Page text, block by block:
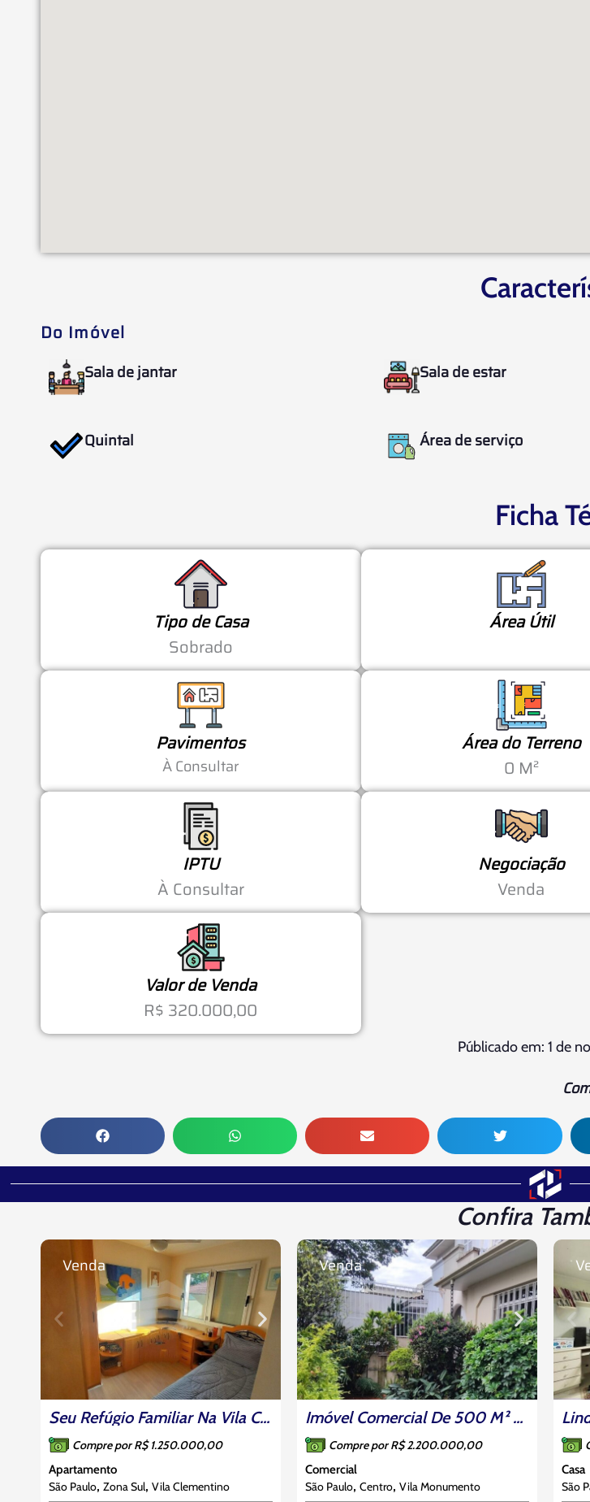
Do Imóvel
Sala de jantar Sala de estar
Quintal Área de serviço
Ficha
Tipo de Casa
Sobrado
Área Útil
Pavimentos
À Consultar
Área do Terreno
0 M²
IPTU
À Consultar
Negociação
Venda
Valor de Venda
R$ 320.000,00
Públicado em: 1 de
Confira
Seu Refúgio Familiar Na Vila Clementino: 3 Dorms (1 Suíte), Face Norte E Lazer Completo
Compre por R$ 1.250.000,00
Apartamento
Venda
São Paulo, Zona Sul, Vila Clementino
Imóvel Comercial De 500 M² No Coração Do Ipiranga Com Galpão E Garagem
Compre por R$ 2.200.000,00
Comercial
Venda
São Paulo, Centro, Vila Monumento
Casa
São